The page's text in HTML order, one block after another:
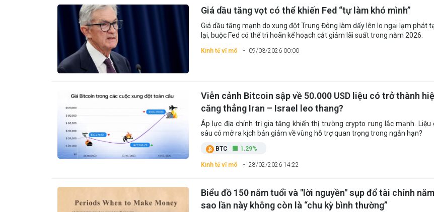
Kinh tế vĩ mô 09/03/2026 00:00
Giá dầu tăng vọt có thể khiến Fed “tự làm khó mình”
Giá dầu tăng mạnh do xung đột Trung Đông làm dấy lên lo ngại lạm phát
lại, buộc Fed có thể trì hoãn kế hoạch cắt giảm lãi suất trong năm 2026.
Kinh tế vĩ mô 28/02/2026 14:22
Viễn cảnh Bitcoin sập về 50.000 USD liệu có trở thành
căng thẳng Iran – Israel leo thang?
Áp lực địa chính trị gia tăng khiến thị trường crypto rung lắc mạnh. Liệu
sâu có mở ra kịch bản giảm về vùng hỗ trợ quan trọng trong ngắn hạn?
BTC 1.29%
Biểu đồ 150 năm tuổi và "lời nguyền" sụp đổ tài chính
sao lần này không còn là “chu kỳ bình thường”